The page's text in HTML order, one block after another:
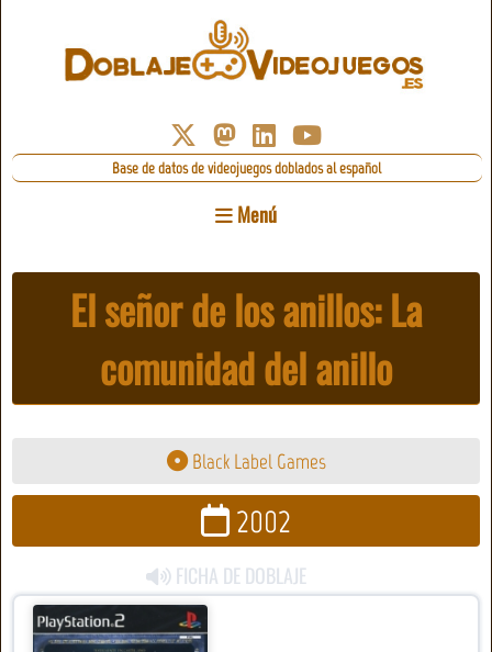
Base de datos de videojuegos doblados al español
Menú
El señor de los anillos: La
comunidad del anillo
Black Label Games
2002
FICHA DE DOBLAJE